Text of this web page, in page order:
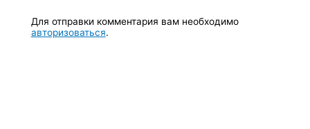
Для отправки комментария вам необходимо
авторизоваться.